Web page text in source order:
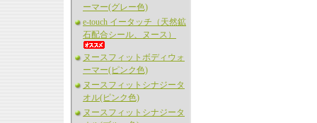
ーマー(グレー色)
e-touch イータッチ（天然鉱
石配合シール、ヌース）
ヌースフィットボディウォ
ーマー(ピンク色)
ヌースフィットシナジータ
オル(ピンク色)
ヌースフィットシナジータ